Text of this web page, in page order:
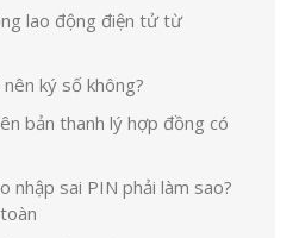
lao động điện tử từ
ký số không?
bản thanh lý hợp đồng có
nhập sai PIN phải làm sao?